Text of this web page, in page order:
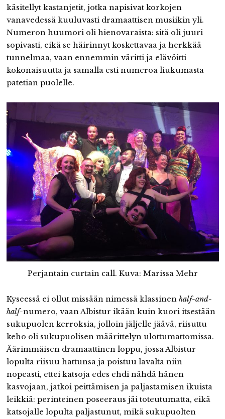
käsitellyt kastanjetit, jotka napisivat korkojen
vanavedessä kuuluvasti dramaattisen musiikin yli.
Numeron huumori oli hienovaraista: sitä oli juuri
sopivasti, eikä se häirinnyt koskettavaa ja herkkää
tunnelmaa, vaan ennemmin väritti ja elävöitti
kokonaisuutta ja samalla esti numeroa liukumasta
patetian puolelle.
Perjantain curtain call. Kuva: Marissa Mehr
Kyseessä ei ollut missään nimessä klassinen half-and-
half-numero, vaan Albistur ikään kuin kuori itsestään
sukupuolen kerroksia, jolloin jäljelle jäävä, riisuttu
keho oli sukupuolisen määrittelyn ulottumattomissa.
Äärimmäisen dramaattinen loppu, jossa Albistur
lopulta riisuu hattunsa ja poistuu lavalta niin
nopeasti, ettei katsoja edes ehdi nähdä hänen
kasvojaan, jatkoi peittämisen ja paljastamisen ikuista
leikkiä: perinteinen poseeraus jäi toteutumatta, eikä
katsojalle lopulta paljastunut, mikä sukupuolten